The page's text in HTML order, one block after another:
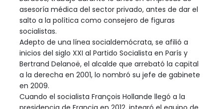
asesoría médica del sector privado, antes de dar el
salto a la política como consejero de figuras
socialistas.
Adepto de una línea socialdemócrata, se afilió a
inicios del siglo XXI al Partido Socialista en París y
Bertrand Delanoë, el alcalde que arrebató la capital
a la derecha en 2001, lo nombró su jefe de gabinete
en 2009.
Cuando el socialista François Hollande llegó a la